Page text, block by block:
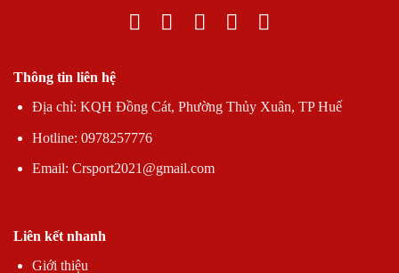
Thông tin liên hệ
Địa chỉ: KQH Đồng Cát, Phường Thủy Xuân, TP Huế
Hotline: 0978257776
Email: Crsport2021@gmail.com
Liên kết nhanh
Giới thiệu